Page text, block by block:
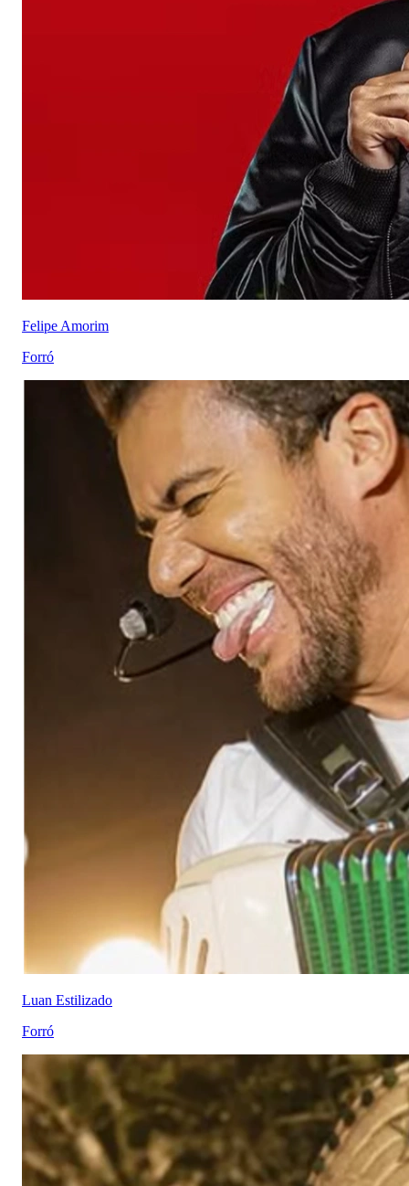
Felipe Amorim
Forró
Luan Estilizado
Forró